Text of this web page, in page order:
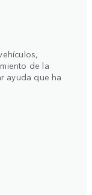
de la
ayuda que ha